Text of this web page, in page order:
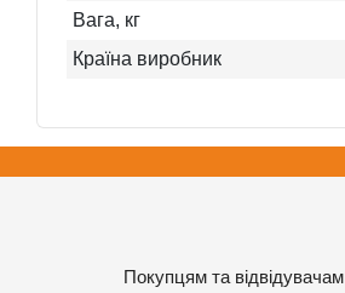
Вага, кг
Країна виробник
Покупцям та відвідувачам